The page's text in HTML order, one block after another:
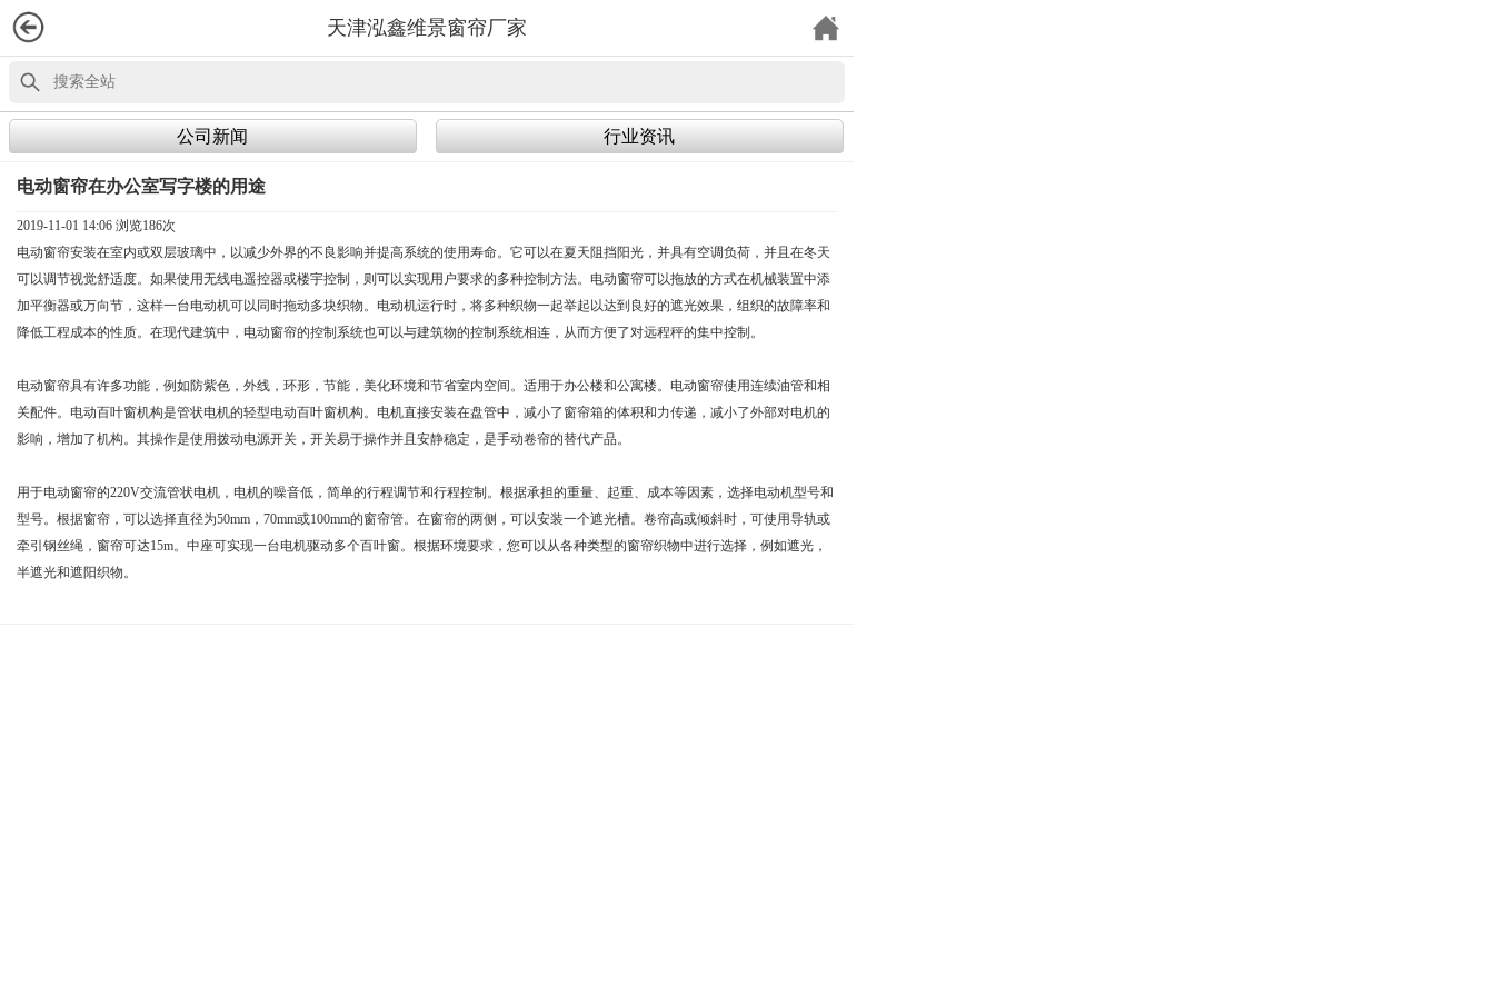
天津泓鑫维景窗帘厂家
公司新闻 行业资讯
电动窗帘在办公室写字楼的用途
2019-11-01 14:06 浏览186次
电动窗帘安装在室内或双层玻璃中，以减少外界的不良影响并提高系统的使用寿命。它可以在夏天阻挡阳光，并具有空调负荷，并且在冬天
可以调节视觉舒适度。如果使用无线电遥控器或楼宇控制，则可以实现用户要求的多种控制方法。电动窗帘可以拖放的方式在机械装置中添
加平衡器或万向节，这样一台电动机可以同时拖动多块织物。电动机运行时，将多种织物一起举起以达到良好的遮光效果，组织的故障率和
降低工程成本的性质。在现代建筑中，电动窗帘的控制系统也可以与建筑物的控制系统相连，从而方便了对远程秤的集中控制。
电动窗帘具有许多功能，例如防紫色，外线，环形，节能，美化环境和节省室内空间。适用于办公楼和公寓楼。电动窗帘使用连续油管和相
关配件。电动百叶窗机构是管状电机的轻型电动百叶窗机构。电机直接安装在盘管中，减小了窗帘箱的体积和力传递，减小了外部对电机的
影响，增加了机构。其操作是使用拨动电源开关，开关易于操作并且安静稳定，是手动卷帘的替代产品。
用于电动窗帘的220V交流管状电机，电机的噪音低，简单的行程调节和行程控制。根据承担的重量、起重、成本等因素，选择电动机型号和
型号。根据窗帘，可以选择直径为50mm，70mm或100mm的窗帘管。在窗帘的两侧，可以安装一个遮光槽。卷帘高或倾斜时，可使用导轨或
牵引钢丝绳，窗帘可达15m。中座可实现一台电机驱动多个百叶窗。根据环境要求，您可以从各种类型的窗帘织物中进行选择，例如遮光，
半遮光和遮阳织物。